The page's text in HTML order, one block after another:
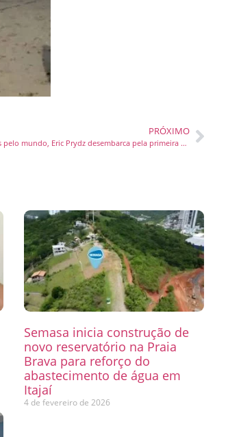
PRÓXIMO
Com raras apresentações pelo mundo, Eric Prydz desembarca pela primeira vez no Greenvalley
Semasa inicia construção de
novo reservatório na Praia
Brava para reforço do
abastecimento de água em
Itajaí
4 de fevereiro de 2026